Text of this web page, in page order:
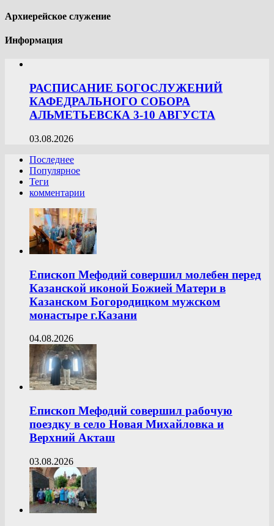
Архиерейское служение
Информация
РАСПИСАНИЕ БОГОСЛУЖЕНИЙ
КАФЕДРАЛЬНОГО СОБОРА
АЛЬМЕТЬЕВСКА 3-10 АВГУСТА
03.08.2026
Последнее
Популярное
Теги
комментарии
Епископ Мефодий совершил молебен перед
Казанской иконой Божией Матери в
Казанском Богородицком мужском
монастыре г.Казани
04.08.2026
Епископ Мефодий совершил рабочую
поездку в село Новая Михайловка и
Верхний Акташ
03.08.2026